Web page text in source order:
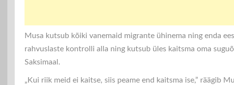
Musa kutsub kõiki vanemaid migrante ühinema ning enda
rahvuslaste kontrolli alla ning kutsub üles kaitsma oma
Saksimaal.
„Kui riik meid ei kaitse, siis peame end kaitsma ise,” räägib